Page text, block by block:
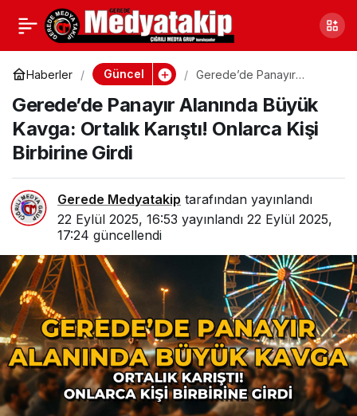
Haberler Güncel
Gerede’de Panayır
Ortalık Karıştı! Onlarca Kişi
Birbirine Girdi
Gerede’de Panayır Alanında Büyük
Kavga: Ortalık Karıştı! Onlarca Kişi
Birbirine Girdi
Gerede Medyatakip tarafından yayınlandı
22 Eylül 2025, 16:53 yayınlandı 22 Eylül 2025,
17:24 güncellendi
Bolu’da Neler Oluyor? 11
Şüpheli Tutuklandı
Paylaş